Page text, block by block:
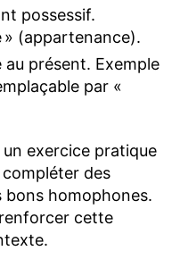
possessif.
» (appartenance).
au présent. Exemple
par «
exercice pratique
des
bons homophones.
cette